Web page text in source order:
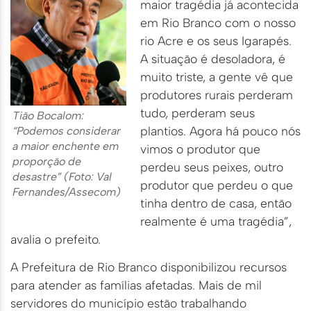
Tião Bocalom:
“Podemos considerar
a maior enchente em
proporção de
desastre” (Foto: Val
Fernandes/Assecom)
maior tragédia já acontecida
em Rio Branco com o nosso
rio Acre e os seus Igarapés.
A situação é desoladora, é
muito triste, a gente vê que
produtores rurais perderam
tudo, perderam seus
plantios. Agora há pouco nós
vimos o produtor que
perdeu seus peixes, outro
produtor que perdeu o que
tinha dentro de casa, então
realmente é uma tragédia”,
avalia o prefeito.
A Prefeitura de Rio Branco disponibilizou recursos
para atender as famílias afetadas. Mais de mil
servidores do município estão trabalhando